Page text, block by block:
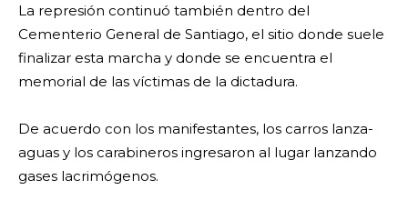
La represión continuó también dentro del
Cementerio General de Santiago, el sitio donde suele
finalizar esta marcha y donde se encuentra el
memorial de las víctimas de la dictadura.
De acuerdo con los manifestantes, los carros lanza-
aguas y los carabineros ingresaron al lugar lanzando
gases lacrimógenos.